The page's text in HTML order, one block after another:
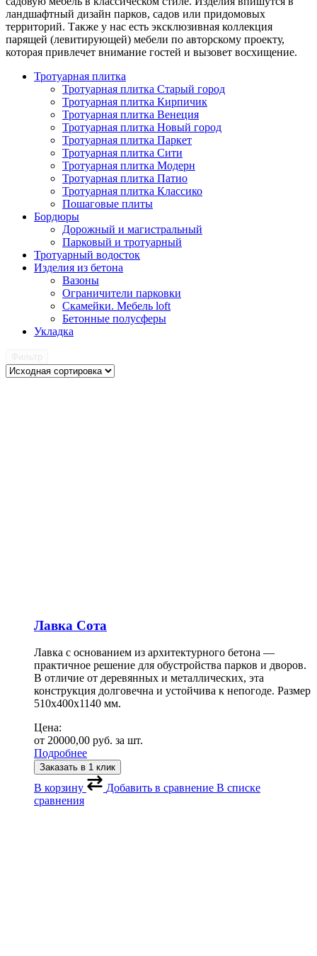
ландшафтный дизайн парков, садов или придомовых
территорий. Также у нас есть эксклюзивная коллекция
парящей (левитирующей) мебели по авторскому проекту,
которая привлечет внимание гостей и вызовет восхищение.
Тротуарная плитка
Тротуарная плитка Старый город
Тротуарная плитка Кирпичик
Тротуарная плитка Венеция
Тротуарная плитка Новый город
Тротуарная плитка Паркет
Тротуарная плитка Сити
Тротуарная плитка Модерн
Тротуарная плитка Патио
Тротуарная плитка Классико
Пошаговые плиты
Бордюры
Дорожный и магистральный
Парковый и тротуарный
Тротуарный водосток
Изделия из бетона
Вазоны
Ограничители парковки
Скамейки. Мебель loft
Бетонные полусферы
Укладка
Лавка Сота
Лавка с основанием из архитектурного бетона —
практичное решение для обустройства парков и дворов.
В отличие от деревянных и металлических, эта
конструкция долговечна и устойчива к непогоде. Размер
510х400х1140 мм.
Цена:
от 20000,00 руб. за шт.
Подробнее
Заказать в 1 клик
В корзину Добавить в сравнение В списке
сравнения